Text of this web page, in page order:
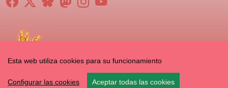
Esta web utiliza cookies para su funcionamiento
Configurar las cookies Aceptar todas las cookies